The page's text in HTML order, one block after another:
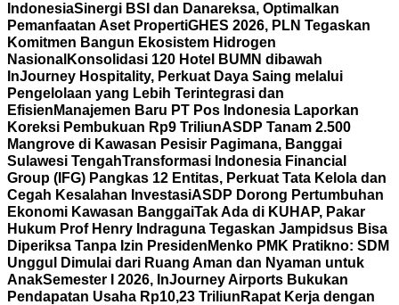
IndonesiaSinergi BSI dan Danareksa, Optimalkan
Pemanfaatan Aset PropertiGHES 2026, PLN Tegaskan
Komitmen Bangun Ekosistem Hidrogen
Nasional Konsolidasi 120 Hotel BUMN dibawah
InJourney Hospitality, Perkuat Daya Saing melalui
Pengelolaan yang Lebih Terintegrasi dan
Efisien Manajemen Baru PT Pos Indonesia Laporkan
Koreksi Pembukuan Rp9 TriliunASDP Tanam 2.500
Mangrove di Kawasan Pesisir Pagimana, Banggai
Sulawesi TengahTransformasi Indonesia Financial
Group (IFG) Pangkas 12 Entitas, Perkuat Tata Kelola dan
Cegah Kesalahan InvestasiASDP Dorong Pertumbuhan
Ekonomi Kawasan BanggaiTak Ada di KUHAP, Pakar
Hukum Prof Henry Indraguna Tegaskan Jampidsus Bisa
Diperiksa Tanpa Izin Presiden Menko PMK Pratikno: SDM
Unggul Dimulai dari Ruang Aman dan Nyaman untuk
AnakSemester I 2026, InJourney Airports Bukukan
Pendapatan Usaha Rp10,23 Triliun Rapat Kerja dengan